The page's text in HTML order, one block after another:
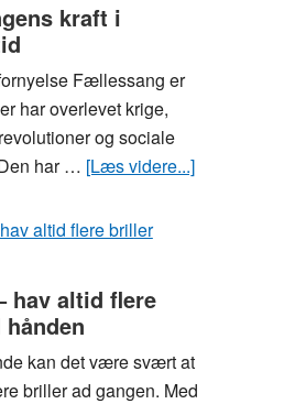
kraft i
Fællessang er
har overlevet krige,
og sociale
har … [Læs videre...]om
hav altid flere
kan det være svært at
briller ad gangen. Med